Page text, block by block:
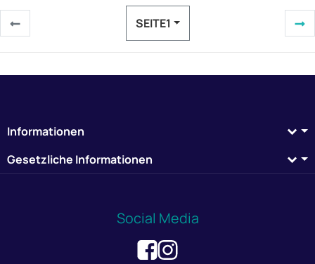
SEITE1
Informationen
Gesetzliche Informationen
Social Media